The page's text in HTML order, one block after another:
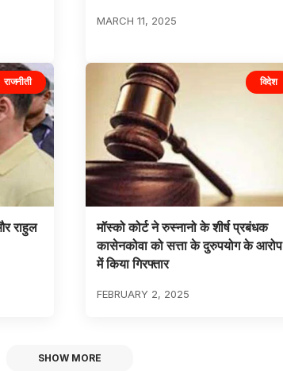
MARCH 11, 2025
राजनीती
राहुल
विदेश
मॉस्को कोर्ट ने रुस्नानो के शीर्ष प्रबंधक
कासेनकोवा को सत्ता के दुरुपयोग के आरोप
में किया गिरफ्तार
FEBRUARY 2, 2025
SHOW MORE